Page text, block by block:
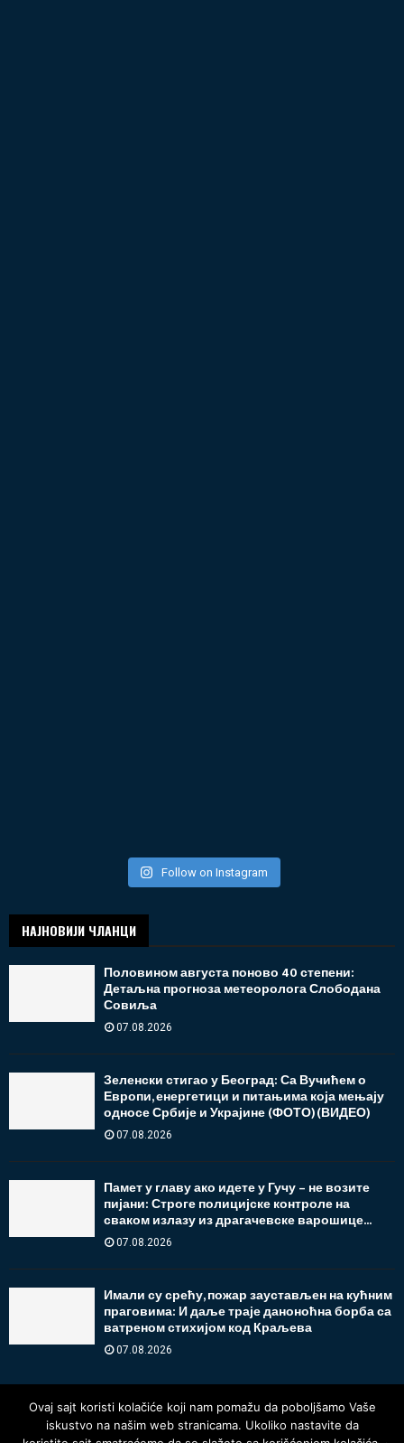
Follow on Instagram
НАЈНОВИЈИ ЧЛАНЦИ
Половином августа поново 40 степени:
Детаљна прогноза метеоролога Слободана
Совиља
07.08.2026
Зеленски стигао у Београд: Са Вучићем о
Европи, енергетици и питањима која мењају
односе Србије и Украјине (ФОТО)(ВИДЕО)
07.08.2026
Памет у главу ако идете у Гучу – не возите
пијани: Строге полицијске контроле на
сваком излазу из драгачевске варошице...
07.08.2026
Имали су срећу, пожар заустављен на кућним
праговима: И даље траје даноноћна борба са
ватреном стихијом код Краљева
07.08.2026
Ovaj sajt koristi kolačiće koji nam pomažu da poboljšamo Vaše
iskustvo na našim web stranicama. Ukoliko nastavite da